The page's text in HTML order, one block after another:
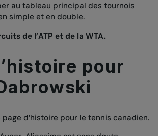
au tableau principal des tournois
simple et en double.
de l’ATP et de la WTA.
pour
d’histoire pour le tennis canadien.